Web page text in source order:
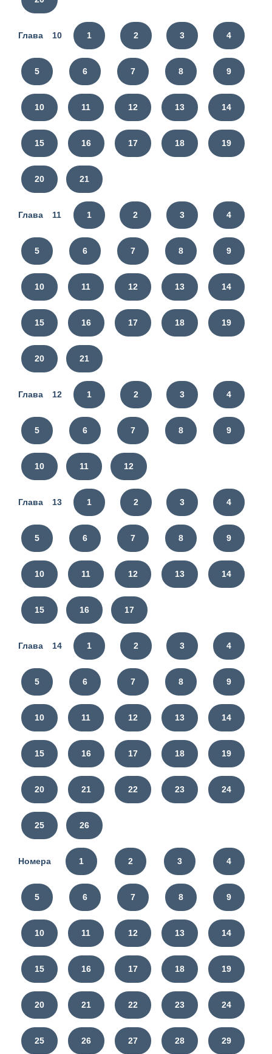
Глава 10 1 2 3 4
5 6 7 8 9
10 11 12 13 14
15 16 17 18 19
20 21
Глава 11 1 2 3 4
5 6 7 8 9
10 11 12 13 14
15 16 17 18 19
20 21
Глава 12 1 2 3 4
5 6 7 8 9
10 11 12
Глава 13 1 2 3 4
5 6 7 8 9
10 11 12 13 14
15 16 17
Глава 14 1 2 3 4
5 6 7 8 9
10 11 12 13 14
15 16 17 18 19
20 21 22 23 24
25 26
Номера 1 2 3 4
5 6 7 8 9
10 11 12 13 14
15 16 17 18 19
20 21 22 23 24
25 26 27 28 29